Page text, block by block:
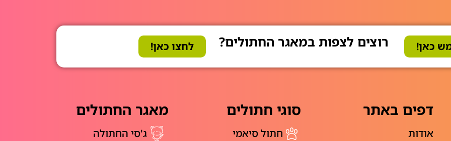
כאן! רוצים לצפות במאגר החתולים? לחצו כאן!
דפים באתר
אודות
סוגי חתולים
חתול סיאמי
מאגר החתולים
ג'סי החתולה